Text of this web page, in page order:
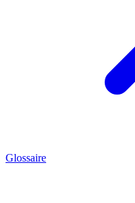
Glossaire